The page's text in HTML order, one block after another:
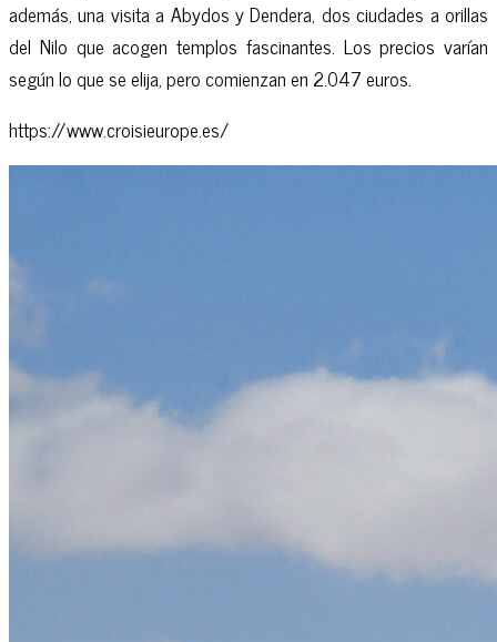
además, una visita a Abydos y Dendera, dos ciudades a orillas
del Nilo que acogen templos fascinantes. Los precios varían
según lo que se elija, pero comienzan en 2.047 euros.
https://www.croisieurope.es/